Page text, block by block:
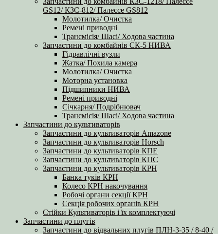
GS12/ КЗС-812/ Палессе GS812
Молотилка/ Очистка
Ремені приводні
Трансмісія/ Шасі/ Ходова частина
Запчастини до комбайнів СК-5 НИВА
Гідравлічні вузли
Жатка/ Похила камера
Молотилка/ Очистка
Моторна установка
Підшипники НИВА
Ремені приводні
Січкарня/ Подрібнювач
Трансмісія/ Шасі/ Ходова частина
Запчастини до культиваторів
Запчастини до культиваторів Amazone
Запчастини до культиваторів Horsch
Запчастини до культиваторів КПЕ
Запчастини до культиваторів КПС
Запчастини до культиваторів КРН
Банка туків КРН
Колесо КРН накочування
Робочі органи секції КРН
Секція робочих органів КРН
Стійки Культиваторів і їх комплектуючі
Запчастини до плугів
Запчастини до відвальних плугів ПЛН-3-35 / 8-40 /